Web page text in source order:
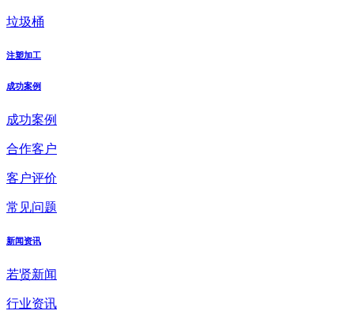
垃圾桶
注塑加工
成功案例
成功案例
合作客户
客户评价
常见问题
新闻资讯
若贤新闻
行业资讯